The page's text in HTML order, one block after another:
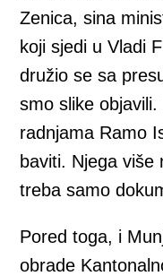
Zenica, sina
koji sjedi u Vladi
družio se sa
smo slike
radnjama Ramo
baviti. Njega
treba samo
Pored toga, i
obrade